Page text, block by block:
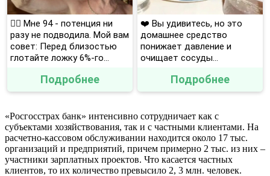
❤️‍🔥 Мне 94 - потенция ни
разу не подводила. Мой вам
совет: Перед близостью
глотайте ложку 6%-го...
Подробнее
❤️ Вы удивитесь, но это
домашнее средство
понижает давление и
очищает сосуды...
Подробнее
«Росгосстрах банк» интенсивно сотрудничает как с
субъектами хозяйствования, так и с частными клиентами. На
расчетно-кассовом обслуживании находится около 17 тыс.
организаций и предприятий, причем примерно 2 тыс. из них –
участники зарплатных проектов. Что касается частных
клиентов, то их количество превысило 2, 3 млн. человек.